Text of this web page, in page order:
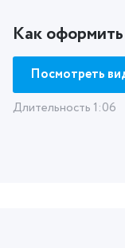
Как
Посмотреть
Длительность 1:06